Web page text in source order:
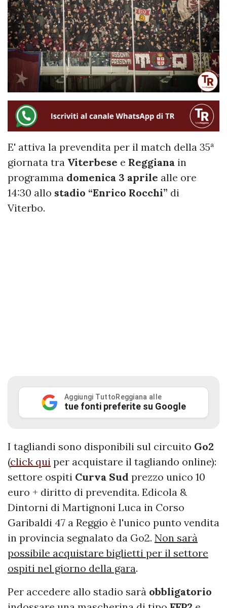
E' attiva la prevendita per il match della 35ª
giornata tra Viterbese e Reggiana in
programma domenica 3 aprile alle ore
14:30 allo stadio “Enrico Rocchi” di
Viterbo.
Aggiungi TuttoReggiana alle
tue fonti preferite su Google
I tagliandi sono disponibili sul circuito Go2
(click qui per acquistare il tagliando online):
settore ospiti Curva Sud prezzo unico 10
euro + diritto di prevendita. Edicola &
Dintorni di Martignoni Luca in Corso
Garibaldi 47 a Reggio è l'unico punto vendita
in provincia segnalato da Go2. Non sarà
possibile acquistare biglietti per il settore
ospiti nel giorno della gara.
Per accedere allo stadio sarà obbligatorio